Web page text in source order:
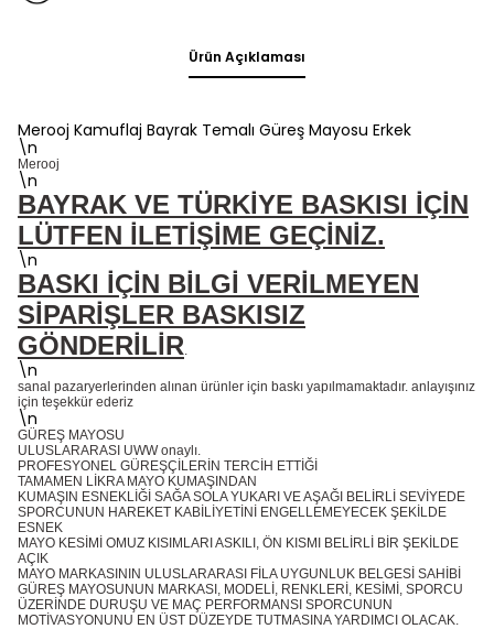
Ürün Açıklaması
Merooj Kamuflaj Bayrak Temalı Güreş Mayosu Erkek
\n
Merooj
\n
BAYRAK VE TÜRKİYE BASKISI İÇİN
LÜTFEN İLETİŞİME GEÇİNİZ.
\n
BASKI İÇİN BİLGİ VERİLMEYEN
SİPARİŞLER BASKISIZ
GÖNDERİLİR.
\n
sanal pazaryerlerinden alınan ürünler için baskı yapılmamaktadır. anlayışınız
için teşekkür ederiz
\n
GÜREŞ MAYOSU
ULUSLARARASI UWW onaylı.
PROFESYONEL GÜREŞÇİLERİN TERCİH ETTİĞİ
TAMAMEN LİKRA MAYO KUMAŞINDAN
KUMAŞIN ESNEKLİĞİ SAĞA SOLA YUKARI VE AŞAĞI BELİRLİ SEVİYEDE
SPORCUNUN HAREKET KABİLİYETİNİ ENGELLEMEYECEK ŞEKİLDE
ESNEK
MAYO KESİMİ OMUZ KISIMLARI ASKILI, ÖN KISMI BELİRLİ BİR ŞEKİLDE
AÇIK
MAYO MARKASININ ULUSLARARASI FİLA UYGUNLUK BELGESİ SAHİBİ
GÜREŞ MAYOSUNUN MARKASI, MODELİ, RENKLERİ, KESİMİ, SPORCU
ÜZERİNDE DURUŞU VE MAÇ PERFORMANSI SPORCUNUN
MOTİVASYONUNU EN ÜST DÜZEYDE TUTMASINA YARDIMCI OLACAK.